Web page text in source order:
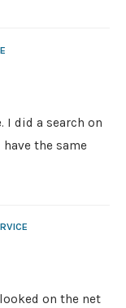
I did a search on
the same
on the net